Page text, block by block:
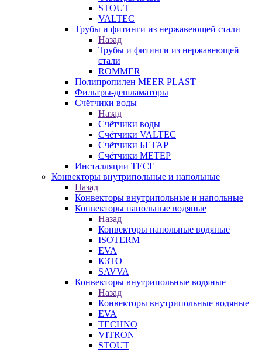
STOUT
VALTEC
Трубы и фитинги из нержавеющей стали
Назад
Трубы и фитинги из нержавеющей
стали
ROMMER
Полипропилен MEER PLAST
Фильтры-дешламаторы
Счётчики воды
Назад
Счётчики воды
Счётчики VALTEC
Счётчики БЕТАР
Счётчики МЕТЕР
Инсталляции TECE
Конвекторы внутрипольные и напольные
Назад
Конвекторы внутрипольные и напольные
Конвекторы напольные водяные
Назад
Конвекторы напольные водяные
ISOTERM
EVA
КЗТО
SAVVA
Конвекторы внутрипольные водяные
Назад
Конвекторы внутрипольные водяные
EVA
TECHNO
VITRON
STOUT